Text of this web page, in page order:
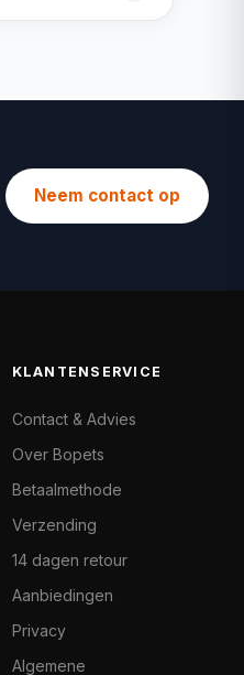
Neem contact op
KLANTENSERVICE
Contact & Advies
Over Bopets
Betaalmethode
Verzending
14 dagen retour
Aanbiedingen
Privacy
Algemene